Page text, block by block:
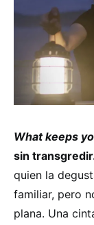
What keeps
sin
quien la
familiar, pero
plana. Una